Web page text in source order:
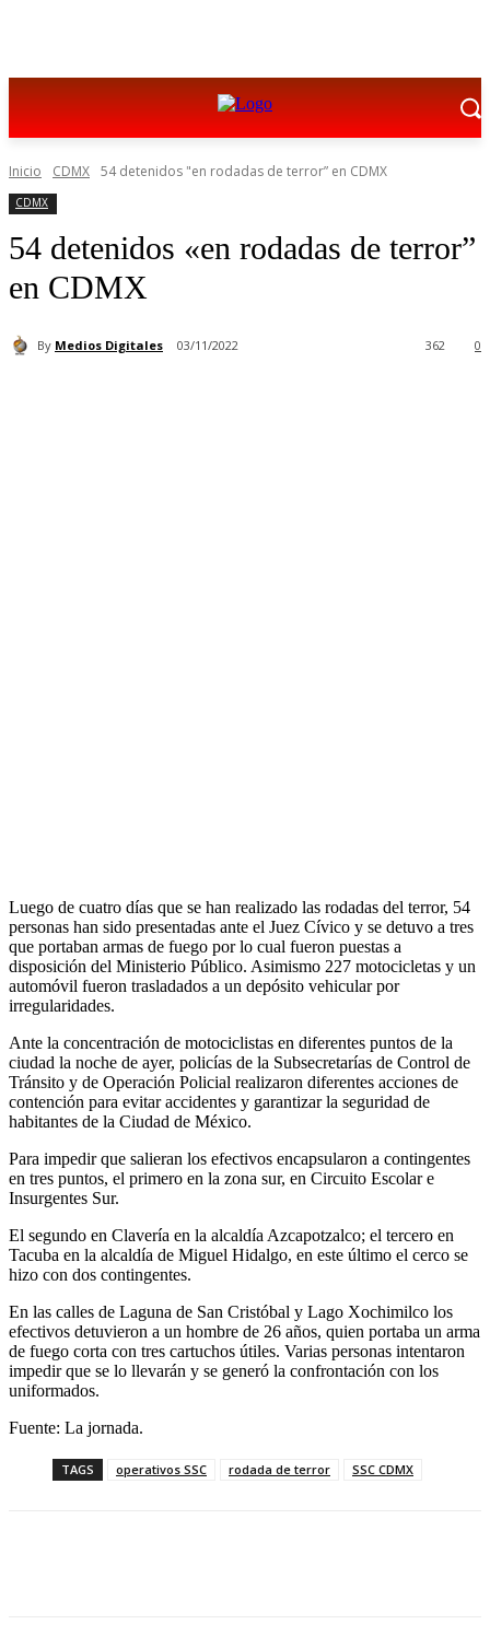
Inicio CDMX 54 detenidos "en rodadas de terror” en CDMX
CDMX
54 detenidos «en rodadas de terror”
en CDMX
By Medios Digitales 03/11/2022 0
362
Luego de cuatro días que se han realizado las rodadas del terror, 54
personas han sido presentadas ante el Juez Cívico y se detuvo a tres
que portaban armas de fuego por lo cual fueron puestas a
disposición del Ministerio Público. Asimismo 227 motocicletas y un
automóvil fueron trasladados a un depósito vehicular por
irregularidades.
Ante la concentración de motociclistas en diferentes puntos de la
ciudad la noche de ayer, policías de la Subsecretarías de Control de
Tránsito y de Operación Policial realizaron diferentes acciones de
contención para evitar accidentes y garantizar la seguridad de
habitantes de la Ciudad de México.
Para impedir que salieran los efectivos encapsularon a contingentes
en tres puntos, el primero en la zona sur, en Circuito Escolar e
Insurgentes Sur.
El segundo en Clavería en la alcaldía Azcapotzalco; el tercero en
Tacuba en la alcaldía de Miguel Hidalgo, en este último el cerco se
hizo con dos contingentes.
En las calles de Laguna de San Cristóbal y Lago Xochimilco los
efectivos detuvieron a un hombre de 26 años, quien portaba un arma
de fuego corta con tres cartuchos útiles. Varias personas intentaron
impedir que se lo llevarán y se generó la confrontación con los
uniformados.
Fuente: La jornada.
TAGS operativos SSC rodada de terror SSC CDMX